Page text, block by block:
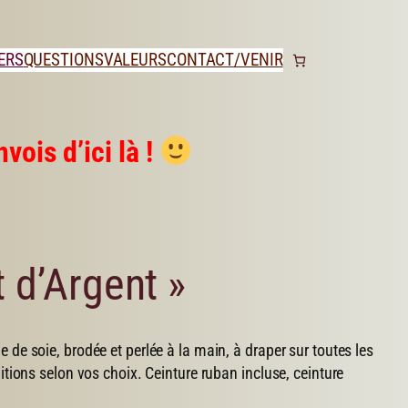
QUESTIONSVALEURSCONTACT/VENIR
d’ici là !
»
de soie, brodée et perlée à la main, à draper sur toutes les
selon vos choix. Ceinture ruban incluse, ceinture